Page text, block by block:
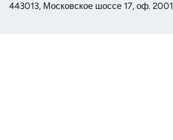
443013, Московское шоссе 17, оф. 2001